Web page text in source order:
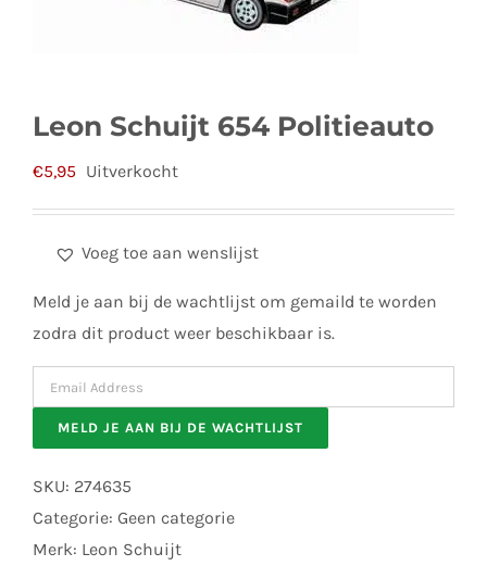
Leon Schuijt 654 Politieauto
€5,95 Uitverkocht
Voeg toe aan wenslijst
Meld je aan bij de wachtlijst om gemaild te worden
zodra dit product weer beschikbaar is.
Enter
your
email
address
to
MELD JE AAN BIJ DE WACHTLIJST
SKU: 274635
Categorie: Geen categorie
Merk: Leon Schuijt